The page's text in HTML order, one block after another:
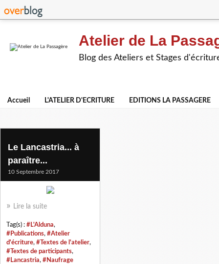
Atelier de La
Blog des Ateliers et Stages
Accueil L'ATELIER D'ECRITURE EDITIONS LA PASSAGERE
l'alduna
Le Lancastria... à
paraître...
10 Septembre 2017
Lire la suite
Tag(s) : #L'Alduna,
#Publications, #Atelier
d'écriture, #Textes de l'atelier,
#Textes de participants,
#Lancastria, #Naufrage